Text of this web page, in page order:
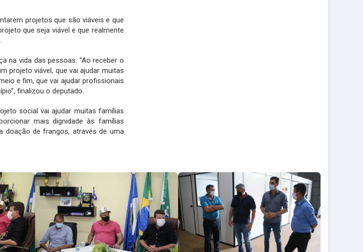
projetos que são viáveis e que
que seja viável e que realmente
na vida das pessoas. “Ao receber o
projeto viável, que vai ajudar muitas
e fim, que vai ajudar profissionais
finalizou o deputado.
social vai ajudar muitas famílias
mais dignidade às famílias
doação de frangos, através de uma